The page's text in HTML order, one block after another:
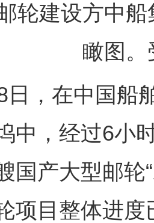
轮建设方中
瞰图。
在中国船舶
中，经过6小
国产大型邮轮
项目整体进